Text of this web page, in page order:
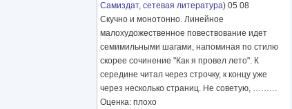
Самиздат, сетевая литература) 05 08
Скучно и монотонно. Линейное
малохудожественное повествование идет
семимильными шагами, напоминая по стилю
скорее сочинение "Как я провел лето". К
середине читал через строчку, к концу уже
через несколько страниц. Не советую, ………
Оценка: плохо